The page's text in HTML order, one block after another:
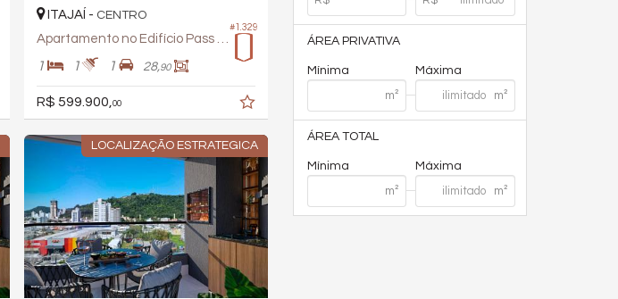
ÁREA PRIVATIVA
Mínima Máxima
ÁREA TOTAL
Mínima Máxima
#1.329
ITAJAÍ - CENTRO
1 1 1 28,90
R$ 599.900, 00
LOCALIZAÇÃO ESTRATEGICA